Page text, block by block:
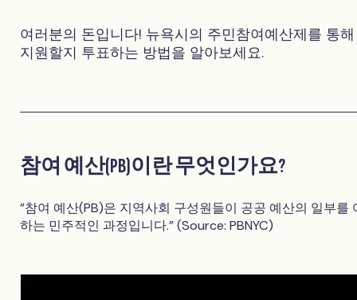
여러분의 돈입니다! 뉴욕시의 주민참여예산제를 통
지원할지 투표하는 방법을 알아보세요.
참여 예산(PB)이란 무엇인가요?
"참여 예산(PB)은 지역사회 구성원들이 공공 예산의 일부를
하는 민주적인 과정입니다." (Source: PBNYC)